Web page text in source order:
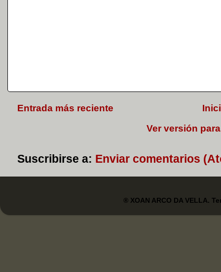
Entrada más reciente
Ver versión
Suscribirse a: Enviar comentarios
® XOAN ARCO DA VELLA.